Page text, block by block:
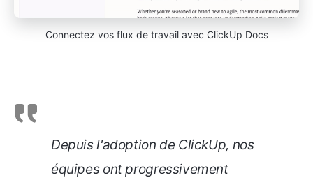
Connectez vos flux de travail avec ClickUp Docs
Depuis l'adoption de ClickUp, nos
équipes ont progressivement